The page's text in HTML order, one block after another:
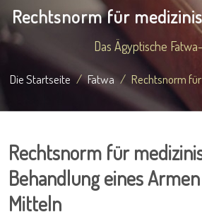
Rechtsnorm für
Das Ägyptische
Die Startseite Fatwa Rechtsnorm für
Rechtsnorm für
Behandlung eines
Mitteln